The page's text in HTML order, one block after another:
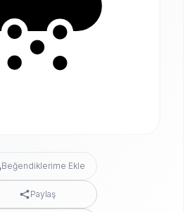
Beğendiklerime Ekle
Paylaş